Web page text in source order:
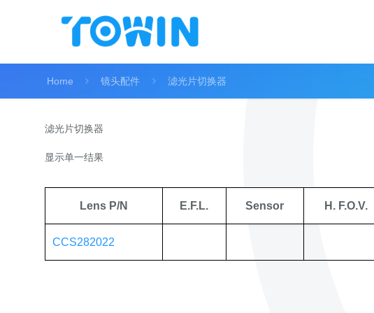
Home 镜头配件 滤光片切换器
滤光片切换器
显示单一结果
Lens P/N E.F.L. Sensor H. F.O.V.
CCS282022